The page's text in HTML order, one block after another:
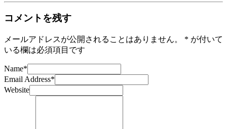
コメントを残す
メールアドレスが公開されることはありません。 * が付いて
いる欄は必須項目です
Name*
Email Address*
Website